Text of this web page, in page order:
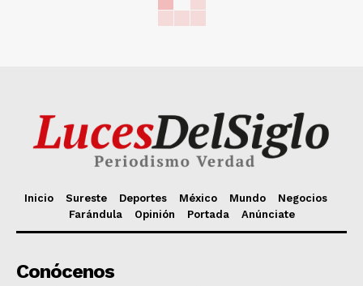
Inicio Sureste Deportes México Mundo
Negocios
Farándula
Opinión Portada Anúnciate
Conócenos